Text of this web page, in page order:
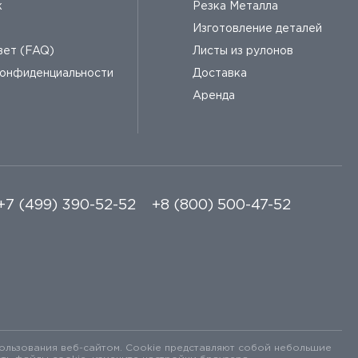
(FAQ)
Резка Металла
Изготовление деталей
Листы из рулонов
Доставка
Аренда
(499) 390-52-52 +8 (800) 500-47-52
веб-сайтом. Cookie представляют собой небольшие